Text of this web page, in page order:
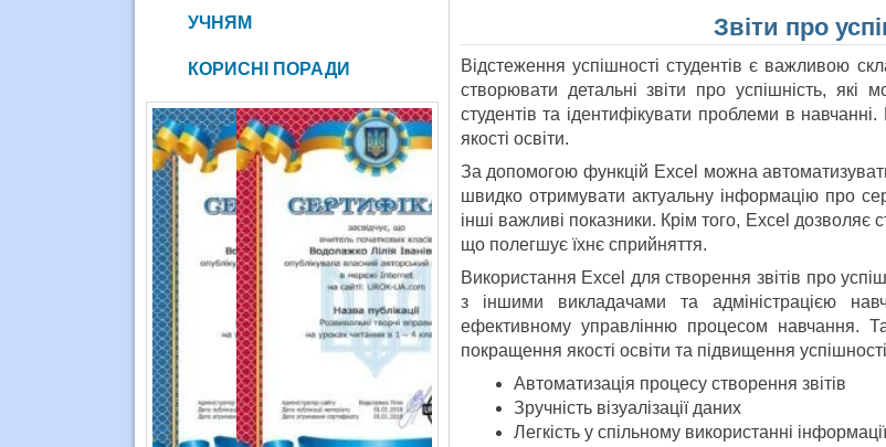
Звіти про
Відстеження успішності студентів є важливою
створювати детальні звіти про успішність, які
студентів та ідентифікувати проблеми в
якості освіти.
За допомогою функцій Excel можна
швидко отримувати актуальну інформацію про
інші важливі показники. Крім того, Excel дозволяє
що полегшує їхнє сприйняття.
Використання Excel для створення звітів про
з іншими викладачами та адміністрацією
ефективному управлінню процесом навчання.
покращення якості освіти та підвищення успішності
Автоматизація процесу створення звітів
Зручність візуалізації даних
Легкість у спільному використанні інформації
УЧНЯМ
КОРИСНІ ПОРАДИ